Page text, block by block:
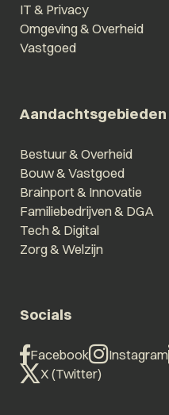
IT & Privacy
Omgeving & Overheid
Vastgoed
Aandachtsgebieden
Bestuur & Overheid
Bouw & Vastgoed
Brainport & Innovatie
Familiebedrijven & DGA
Tech & Digital
Zorg & Welzijn
Socials
Facebook Instagram
X (Twitter)